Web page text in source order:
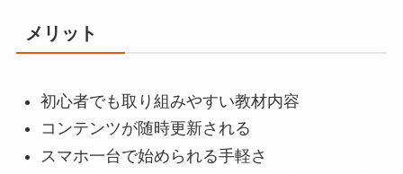
メリット
初心者でも取り組みやすい教材内容
コンテンツが随時更新される
スマホ一台で始められる手軽さ